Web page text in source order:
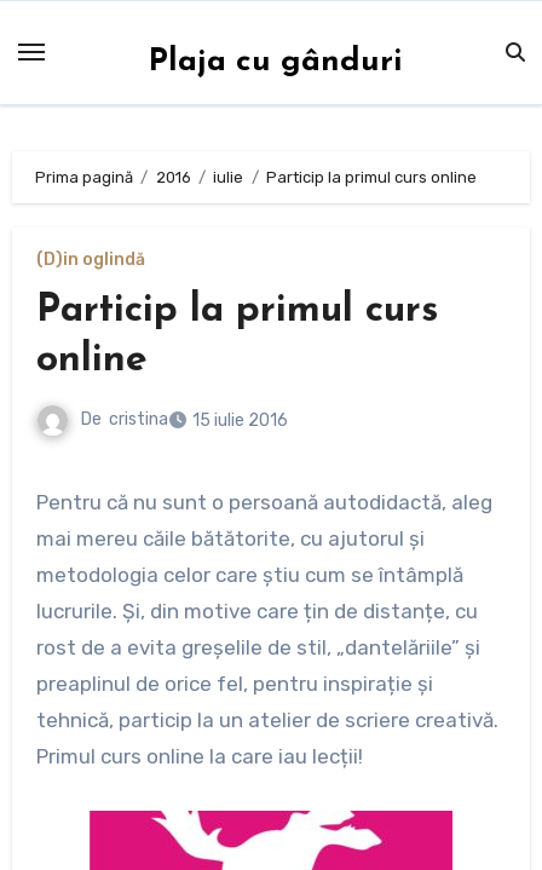
Plaja cu gânduri
Prima pagină 2016 iulie Particip la primul curs online
(D)in oglindă
Particip la primul curs
online
De cristina 15 iulie 2016
Pentru că nu sunt o persoană autodidactă, aleg
mai mereu căile bătătorite, cu ajutorul și
metodologia celor care știu cum se întâmplă
lucrurile. Și, din motive care țin de distanțe, cu
rost de a evita greșelile de stil, „dantelăriile” și
preaplinul de orice fel, pentru inspirație și
tehnică, particip la un atelier de scriere creativă.
Primul curs online la care iau lecții!